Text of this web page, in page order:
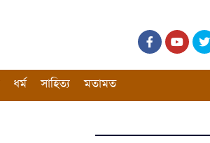
ধর্ম সাহিত্য মতামত